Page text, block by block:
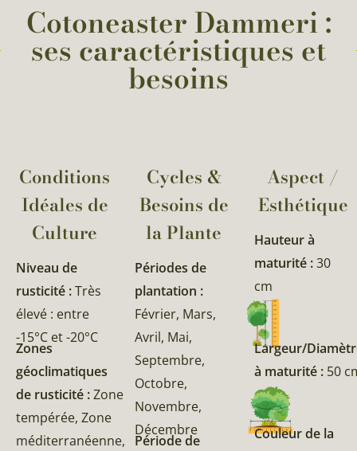
Cotoneaster Dammeri :
ses caractéristiques et
besoins
Conditions
Idéales de
Culture
Niveau de
rusticité :Très
élevé : entre
-15°C et -20°C
Zones
géoclimatiques
de rusticité :Zone
tempérée, Zone
méditerranéenne,
Cycles &
Besoins de
la Plante​
Périodes de
plantation :
Février, Mars,
Avril, Mai,
Septembre,
Octobre,
Novembre,
Décembre
Période de
Aspect /
Esthétique
Hauteur à
maturité :30
cm
Largeur/
à maturité : 50
Couleur de la